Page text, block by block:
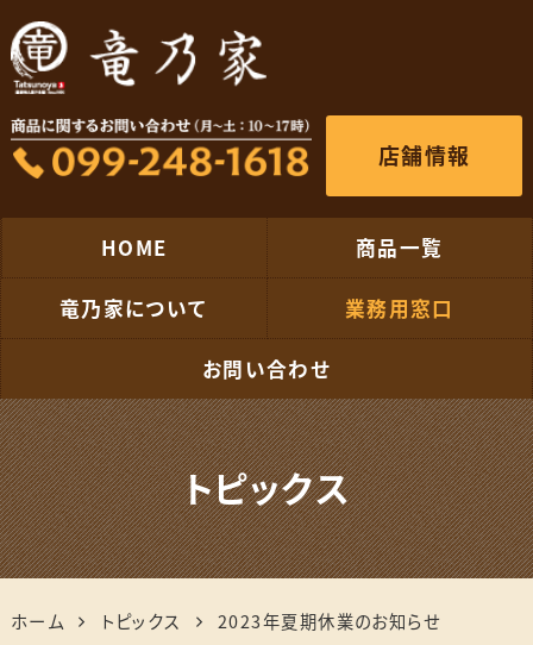
店舗情報
HOME 商品一覧
竜乃家について 業務用窓口
お問い合わせ
トピックス
ホーム トピックス 2023年夏期休業のお知らせ